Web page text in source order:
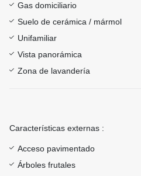
Gas domiciliario
Suelo de cerámica / mármol
Unifamiliar
Vista panorámica
Zona de lavandería
Características externas :
Acceso pavimentado
Árboles frutales